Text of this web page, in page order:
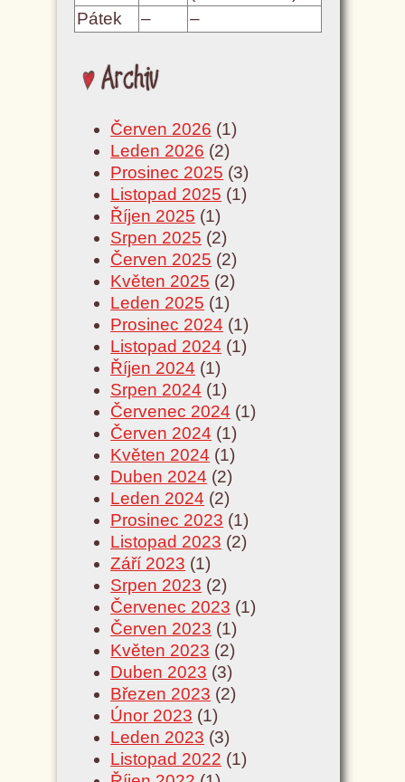
Pátek
– –
Archiv
Červen 2026 (1)
Leden 2026 (2)
Prosinec 2025 (3)
Listopad 2025 (1)
Říjen 2025 (1)
Srpen 2025 (2)
Červen 2025 (2)
Květen 2025 (2)
Leden 2025 (1)
Prosinec 2024 (1)
Listopad 2024 (1)
Říjen 2024 (1)
Srpen 2024 (1)
Červenec 2024 (1)
Červen 2024 (1)
Květen 2024 (1)
Duben 2024 (2)
Leden 2024 (2)
Prosinec 2023 (1)
Listopad 2023 (2)
Září 2023 (1)
Srpen 2023 (2)
Červenec 2023 (1)
Červen 2023 (1)
Květen 2023 (2)
Duben 2023 (3)
Březen 2023 (2)
Únor 2023 (1)
Leden 2023 (3)
Listopad 2022 (1)